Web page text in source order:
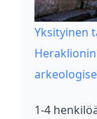
Yksityinen
1-4